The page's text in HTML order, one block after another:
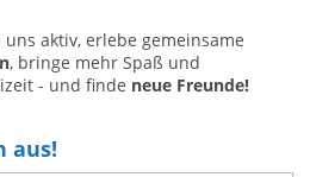
aktiv, erlebe gemeinsame
, bringe mehr Spaß und
- und finde neue Freunde!
aus!